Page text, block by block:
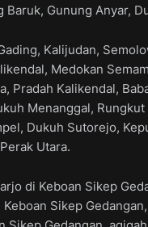
Baruk, Gunung Anyar,
Kalijudan,
Medokan
Pradah Kalikendal,
Menanggal,
Dukuh Sutorejo,
Utara.
di Keboan Sikep
Sikep